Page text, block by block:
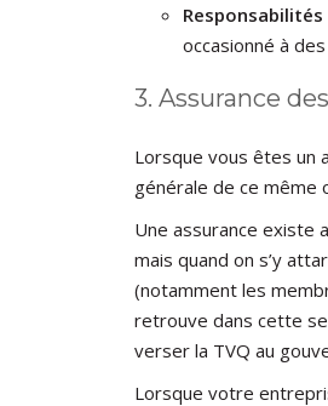
occasionné à
3. Assurance
Lorsque vous êtes un
générale de ce même
Une assurance existe
mais quand on s’y
(notamment les
retrouve dans cette
verser la TVQ au
Lorsque votre